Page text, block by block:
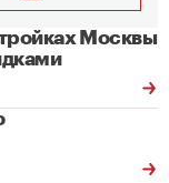
Москвы